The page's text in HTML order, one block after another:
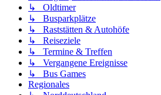
↳ Oldtimer
↳ Busparkplätze
↳ Raststätten & Autohöfe
↳ Reiseziele
↳ Termine & Treffen
↳ Vergangene Ereignisse
↳ Bus Games
Regionales